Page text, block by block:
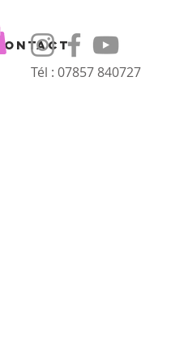
Contact
Tél : 07857 840727